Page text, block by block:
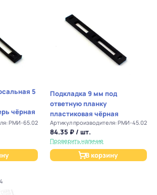
5
чёрная
РМИ-65.02
Подкладка 9 мм под
ответную планку
пластиковая чёрная
Артикул производителя: РМИ-45.02
84.35 ₽ / шт.
Проверить наличие
В корзину